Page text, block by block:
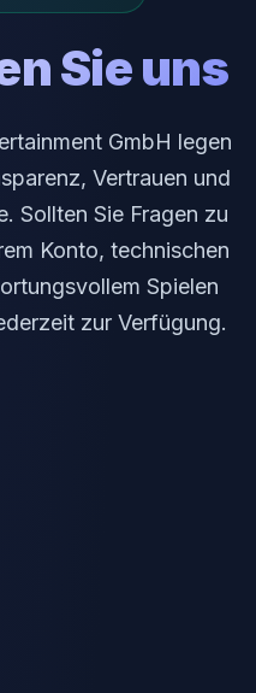
Sie uns
GmbH legen
Vertrauen und
Sollten Sie Fragen zu
Konto, technischen
Spielen
zur Verfügung.